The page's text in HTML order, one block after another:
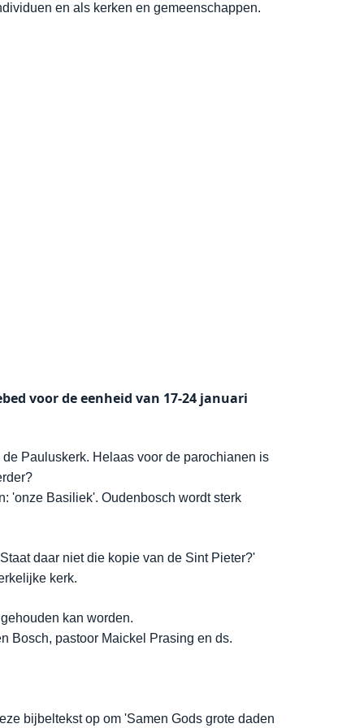
en als kerken en gemeenschappen.
voor de eenheid van 17-24 januari
Pauluskerk. Helaas voor de parochianen is
'onze Basiliek'. Oudenbosch wordt sterk
daar niet die kopie van de Sint Pieter?'
kerk.
kan worden.
Bosch, pastoor Maickel Prasing en ds.
bijbeltekst op om 'Samen Gods grote daden